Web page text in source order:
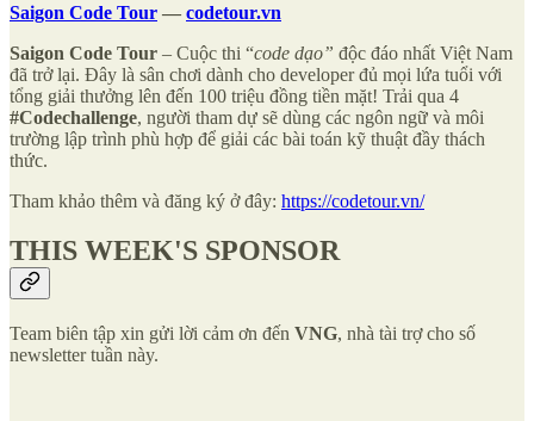
Saigon Code Tour — codetour.vn
Saigon Code Tour – Cuộc thi “code dạo” độc đáo nhất Việt Nam
đã trở lại. Đây là sân chơi dành cho developer đủ mọi lứa tuổi với
tổng giải thưởng lên đến 100 triệu đồng tiền mặt! Trải qua 4
#Codechallenge, người tham dự sẽ dùng các ngôn ngữ và môi
trường lập trình phù hợp để giải các bài toán kỹ thuật đầy thách
thức.
Tham khảo thêm và đăng ký ở đây: https://codetour.vn/
THIS WEEK'S SPONSOR
Team biên tập xin gửi lời cảm ơn đến VNG, nhà tài trợ cho số
newsletter tuần này.